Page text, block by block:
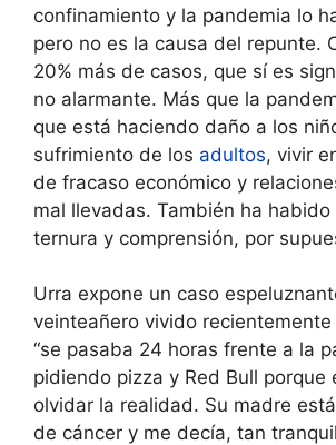
confinamiento y la pandemia lo
pero no es la causa del repunte.
20% más de casos, que sí es
no alarmante. Más que la
que está haciendo daño a los
sufrimiento de los adultos, vivir
de fracaso económico y
mal llevadas. También ha habido
ternura y comprensión, por
Urra expone un caso
veinteañero vivido
“se pasaba 24 horas frente a la
pidiendo pizza y Red Bull porque
olvidar la realidad. Su madre
de cáncer y me decía, tan